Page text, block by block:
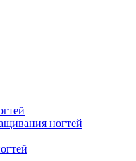
ногтей